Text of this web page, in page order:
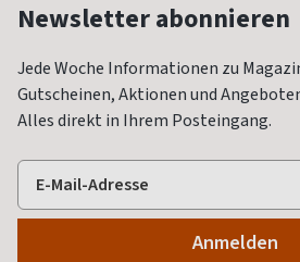
Newsletter abonnieren
Jede Woche Informationen zu
Gutscheinen, Aktionen und
Alles direkt in Ihrem Posteingang.